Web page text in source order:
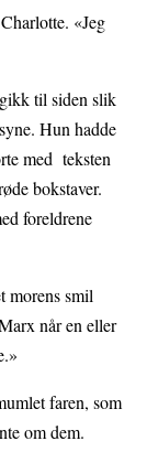
«Jeg
til siden slik
Hun hadde
med teksten
bokstaver.
foreldrene
morens smil
når en eller
faren, som
om dem.